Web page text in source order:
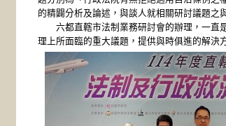
的精闢分析及論述，與談人就相關研討議題之
六都直轄市法制業務研討會的辦理，一直是
理上所面臨的重大議題，提供與時俱進的解決